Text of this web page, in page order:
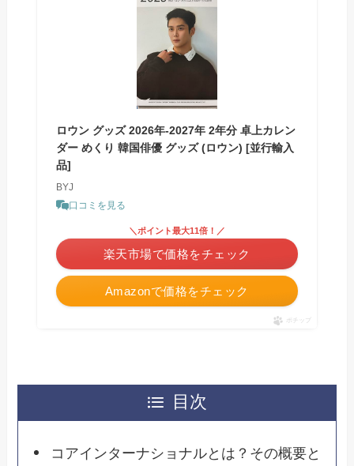
ロウン グッズ 2026年-2027年 2年分 卓上カレン
ダー めくり 韓国俳優 グッズ (ロウン) [並行輸入
品]
BYJ
口コミを見る
Amazonで価格をチェック
＼ポイント最大11倍！／
楽天市場で価格をチェック
ポチップ
目次
コアインターナショナルとは？その概要と